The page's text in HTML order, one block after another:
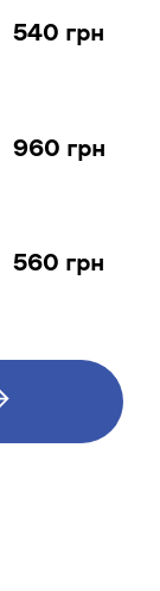
540 грн
960 грн
560 грн